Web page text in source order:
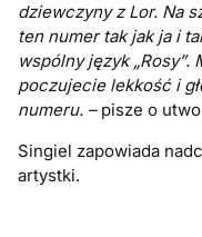
dziewczyny z Lor. Na
ten numer tak jak ja i
wspólny język „Rosy”.
poczujecie lekkość i
numeru. – pisze o
Singiel zapowiada
artystki.